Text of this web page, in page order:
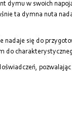
dymu w swoich
ta dymna nuta
się do